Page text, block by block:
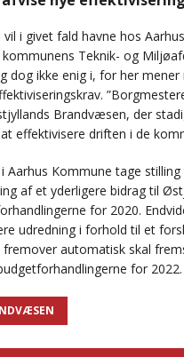
i givet fald havne hos
Teknik- og
dog ikke enig i, for her
Brandvæsen, der
effektivisere driften i de
Aarhus Kommune tage
af et yderligere bidrag til
for 2020.
udredning i forhold til et
automatisk skal
for 2022.